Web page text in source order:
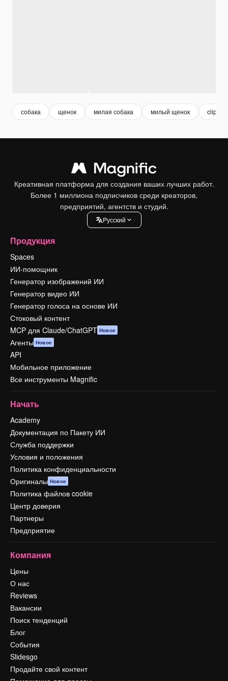
собака щенок милая собака милый щенок clipart
Креативная платформа для создания ваших лучших работ.
Более 1 миллиона подписчиков среди креаторов,
предприятий, агентств и студий.
Pусский
Продукция
Spaces
ИИ-помощник
Генератор изображений ИИ
Генератор видео ИИ
Генератор голоса на основе ИИ
Стоковый контент
MCP для Claude/ChatGPT Новое
Агенты Новое
API
Мобильное приложение
Все инструменты Magnific
Начать
Academy
Документация по Пакету ИИ
Служба поддержки
Условия и положения
Политика конфиденциальности
Оригиналы Новое
Политика файлов cookie
Центр доверия
Партнеры
Предприятие
Компания
Цены
О нас
Reviews
Вакансии
Поиск тенденций
Блог
События
Slidesgo
Продайте свой контент